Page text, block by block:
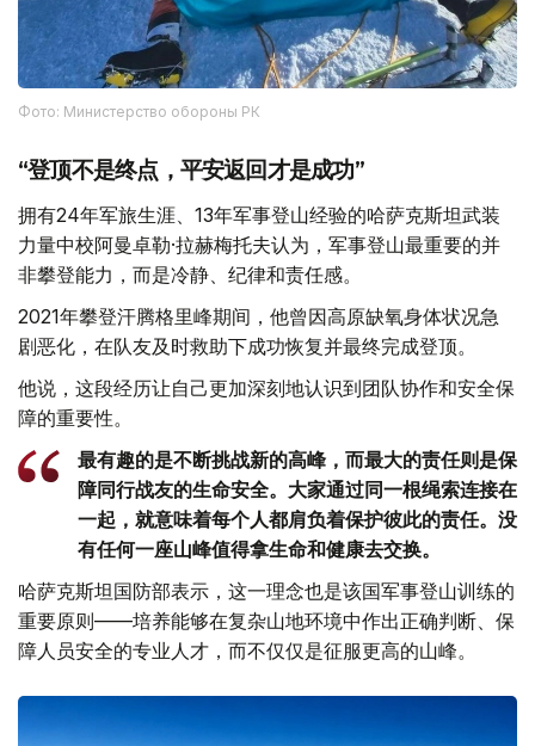
Фото: Министерство обороны РК
“登顶不是终点，平安返回才是成功”
拥有24年军旅生涯、13年军事登山经验的哈萨克斯坦武装
力量中校阿曼卓勒·拉赫梅托夫认为，军事登山最重要的并
非攀登能力，而是冷静、纪律和责任感。
2021年攀登汗腾格里峰期间，他曾因高原缺氧身体状况急
剧恶化，在队友及时救助下成功恢复并最终完成登顶。
他说，这段经历让自己更加深刻地认识到团队协作和安全保
障的重要性。
最有趣的是不断挑战新的高峰，而最大的责任则是保
障同行战友的生命安全。大家通过同一根绳索连接在
一起，就意味着每个人都肩负着保护彼此的责任。没
有任何一座山峰值得拿生命和健康去交换。
哈萨克斯坦国防部表示，这一理念也是该国军事登山训练的
重要原则——培养能够在复杂山地环境中作出正确判断、保
障人员安全的专业人才，而不仅仅是征服更高的山峰。